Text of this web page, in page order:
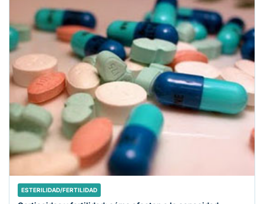
ESTERILIDAD/FERTILIDAD